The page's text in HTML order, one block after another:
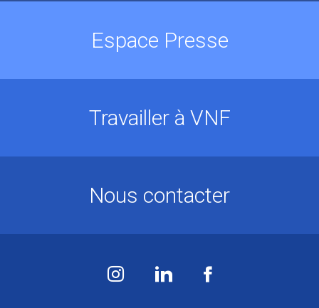
Espace Presse
Travailler à VNF
Nous contacter